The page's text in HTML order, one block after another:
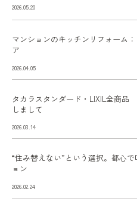
2026.05.20
マンションのキッチンリフォーム
ア
2026.04.05
タカラスタンダード・LIXIL全商品
しまして
2026.03.14
“住み替えない”という選択。都心
ョン
2026.02.24